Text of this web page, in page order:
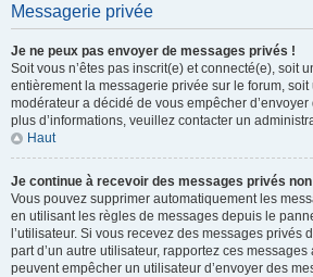
Messagerie privée
Je ne peux pas envoyer de messages privés !
Soit vous n’êtes pas inscrit(e) et connecté(e), soit
entièrement la messagerie privée sur le forum,
modérateur a décidé de vous empêcher
plus d’informations, veuillez contacter un
Haut
Je continue à recevoir des messages privés
Vous pouvez supprimer automatiquement les
en utilisant les règles de messages depuis le
l’utilisateur. Si vous recevez des messages privés
part d’un autre utilisateur, rapportez ces
peuvent empêcher un utilisateur d’envoyer des